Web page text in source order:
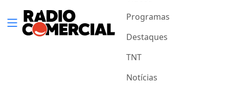
Programas
Destaques
TNT
Notícias